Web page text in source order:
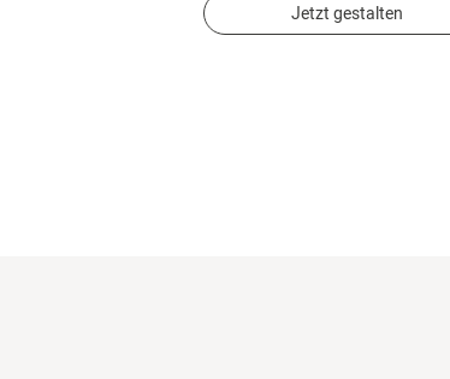
Jetzt gestalten